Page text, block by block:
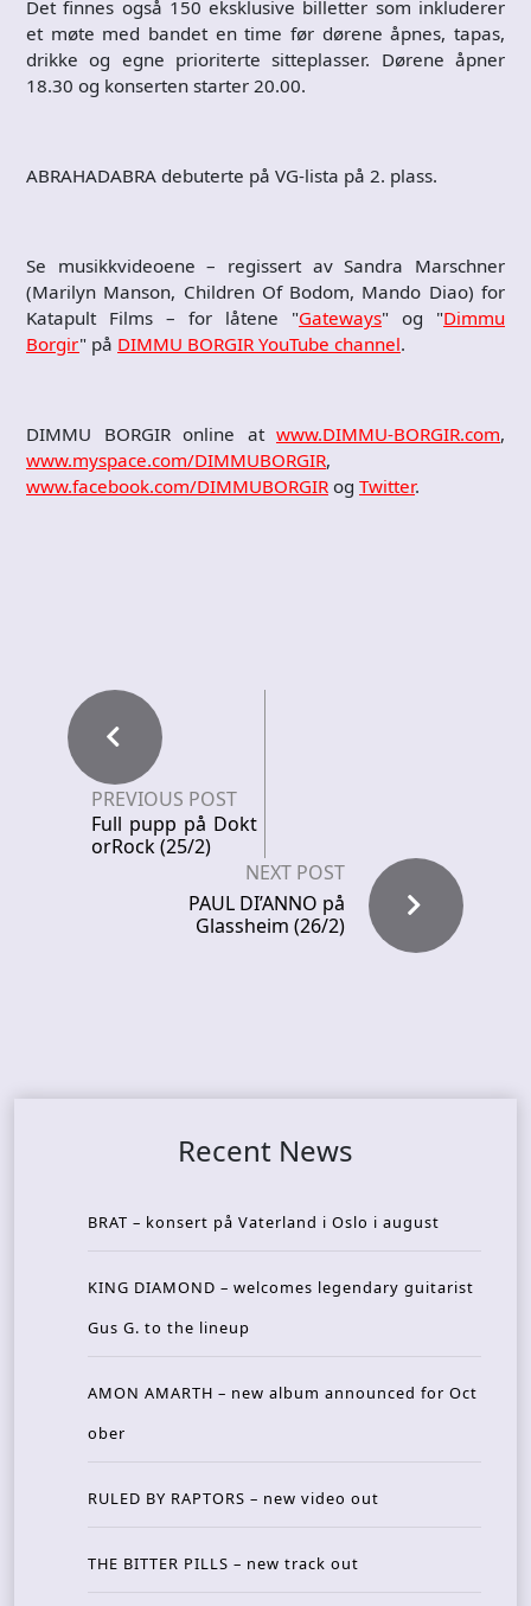
Det finnes også 150 eksklusive billetter som inkluderer
et møte med bandet en time før dørene åpnes, tapas,
drikke og egne prioriterte sitteplasser. Dørene åpner
18.30 og konserten starter 20.00.
ABRAHADABRA debuterte på VG-lista på 2. plass.
Se musikkvideoene – regissert av Sandra Marschner
(Marilyn Manson, Children Of Bodom, Mando Diao) for
Katapult Films – for låtene "Gateways" og "Dimmu
Borgir" på DIMMU BORGIR YouTube channel.
DIMMU BORGIR online at www.DIMMU-BORGIR.com,
www.myspace.com/DIMMUBORGIR,
www.facebook.com/DIMMUBORGIR og Twitter.
PREVIOUS POST
Full pupp på Dokt
orRock (25/2)
NEXT POST
PAUL DI’ANNO på
Glassheim (26/2)
Recent News
BRAT – konsert på Vaterland i Oslo i august
KING DIAMOND – welcomes legendary guitarist
Gus G. to the lineup
AMON AMARTH – new album announced for Oct
ober
RULED BY RAPTORS – new video out
THE BITTER PILLS – new track out